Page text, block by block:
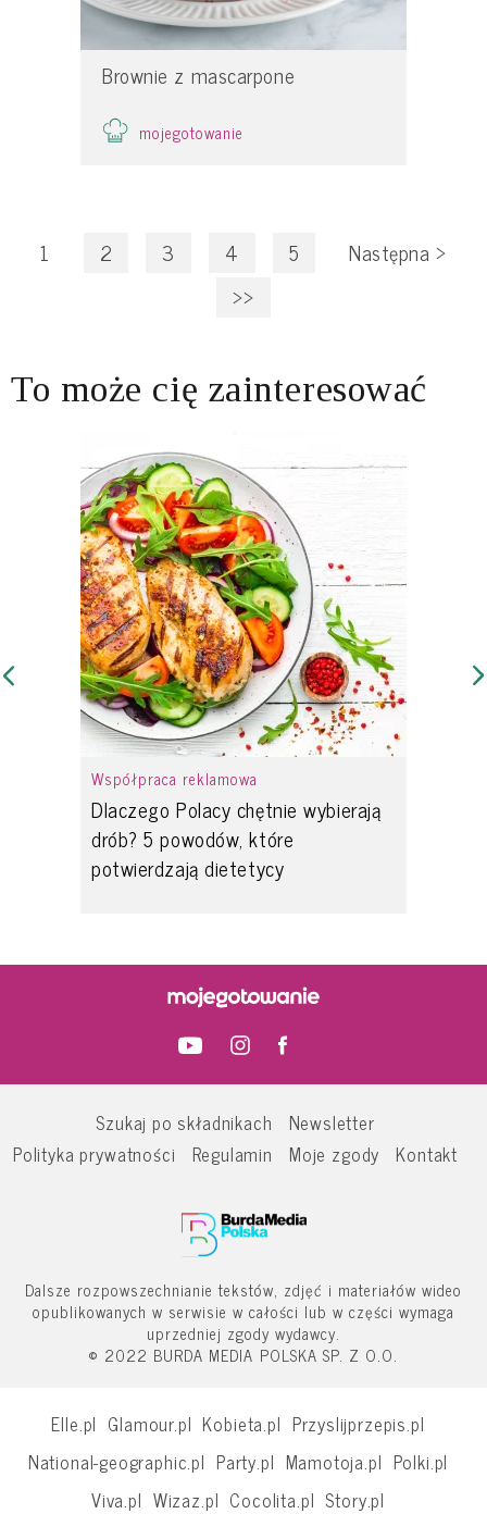
Brownie z mascarpone
mojegotowanie
1 2 3 4 5 Następna>
>>
To może cię zainteresować
Współpraca reklamowa
Dlaczego Polacy chętnie wybierają
drób? 5 powodów, które
potwierdzają dietetycy
Szukaj po składnikach
Newsletter
Polityka prywatności
Regulamin Moje zgody Kontakt
Dalsze rozpowszechnianie tekstów, zdjęć i materiałów wideo
opublikowanych w serwisie w całości lub w części wymaga
uprzedniej zgody wydawcy.
© 2022 BURDA MEDIA POLSKA SP. Z O.O.
Elle.pl Glamour.pl Kobieta.pl Przyslijprzepis.pl
National-geographic.pl Party.pl Mamotoja.pl Polki.pl
Viva.pl Wizaz.pl Cocolita.pl Story.pl